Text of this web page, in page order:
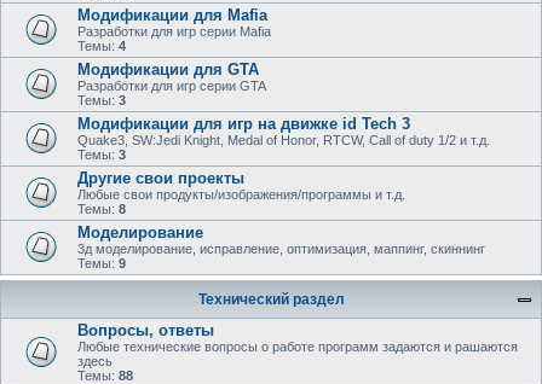
Модификации для Mafia
Разработки для игр серии Mafia
Темы: 4
Модификации для GTA
Разработки для игр серии GTA
Темы: 3
Модификации для игр на движке id Tech 3
Quake3, SW:Jedi Knight, Medal of Honor, RTCW, Call of duty 1/2 и т.д.
Темы: 3
Другие свои проекты
Любые свои продукты/изображения/программы и т.д.
Темы: 8
Моделирование
3д моделирование, исправление, оптимизация, маппинг, скиннинг
Темы: 9
Технический раздел
Вопросы, ответы
Любыe технические вопросы о работе программ задаются и рашаются
здесь
Темы: 88